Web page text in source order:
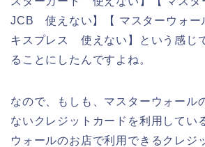
JCB 使えない】【 マスターウォ
キスプレス 使えない】という感じ
ることにしたんですよね。
なので、もしも、マスターウォール
ないクレジットカードを利用してい
ウォールのお店で利用できるクレジ